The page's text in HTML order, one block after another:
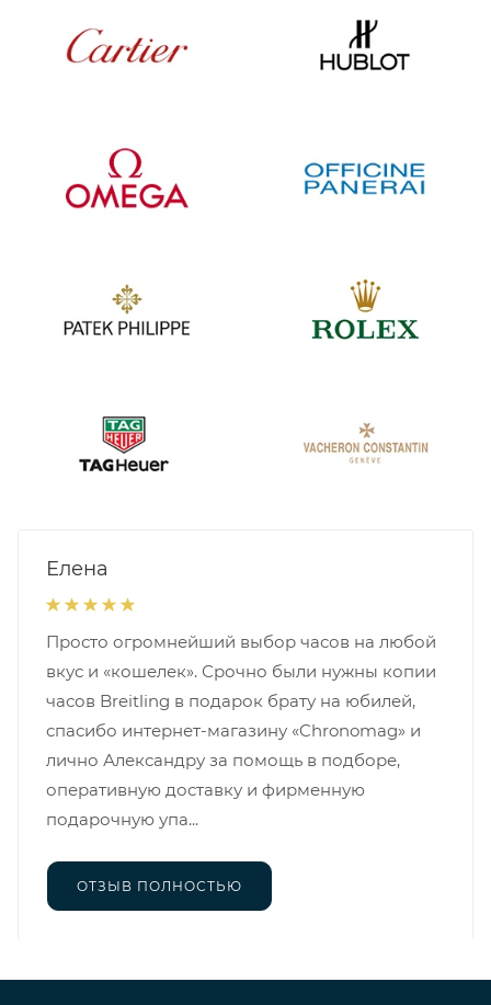
Елена
Просто огромнейший выбор часов на любой
вкус и «кошелек». Срочно были нужны копии
часов Breitling в подарок брату на юбилей,
спасибо интернет-магазину «Chronomag» и
лично Александру за помощь в подборе,
оперативную доставку и фирменную
подарочную упа...
ОТЗЫВ ПОЛНОСТЬЮ